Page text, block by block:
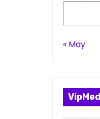
« May